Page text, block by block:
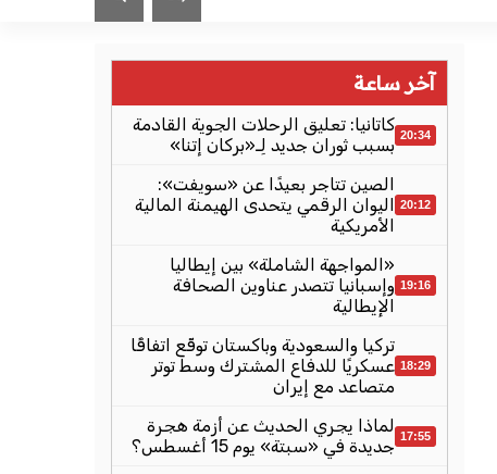
آخر ساعة
20:34 كاتانيا: تعليق الرحلات الجوية القادمة
بسبب ثوران جديد لِـ«بركان إتنا»
20:12
الصين تتاجر بعيدًا عن «سويفت»:
اليوان الرقمي يتحدى الهيمنة المالية
الأمريكية
19:16
«المواجهة الشاملة» بين إيطاليا
وإسبانيا تتصدر عناوين الصحافة
الإيطالية
18:29
تركيا والسعودية وباكستان توقّع اتفاقًا
عسكريًا للدفاع المشترك وسط توتر
متصاعد مع إيران
17:55 لماذا يجري الحديث عن أزمة هجرة
جديدة في «سبتة» يوم 15 أغسطس؟